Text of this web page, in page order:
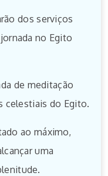
dos serviços
no Egito
de meditação
celestiais do Egito.
ao máximo,
uma